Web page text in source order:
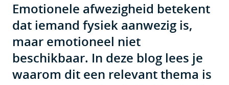
Emotionele afwezigheid betekent
dat iemand fysiek aanwezig is,
maar emotioneel niet
beschikbaar. In deze blog lees je
waarom dit een relevant thema is